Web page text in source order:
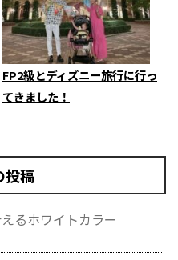
FP2級とディズニー旅行に行っ
てきました！
投稿
るホワイトカラー